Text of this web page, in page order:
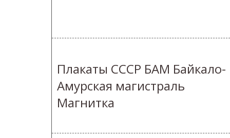
Плакаты СССР БАМ Байкало-
Амурская магистраль
Магнитка